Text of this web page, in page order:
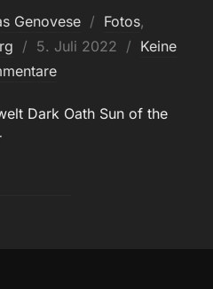
Genovese Fotos,
Veröffentlicht
am
5. Juli 2022
Keine
Dark Oath Sun of the